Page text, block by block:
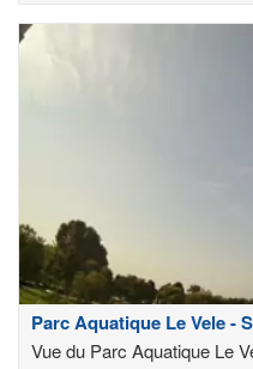
Parc Aquatique Le Vele -
Vue du Parc Aquatique Le